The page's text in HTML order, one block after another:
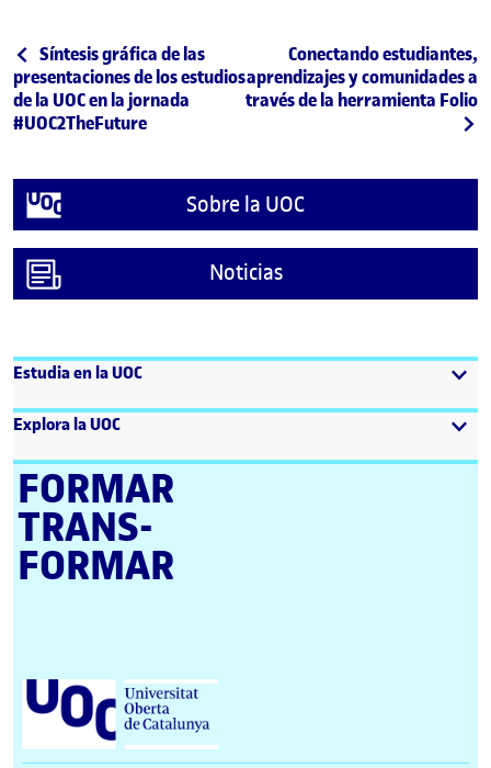
Post navigation
Publicación anterior
Síntesis gráfica de las
presentaciones de los estudios
de la UOC en la jornada
#UOC2TheFuture
Siguiente publicación
Conectando estudiantes,
aprendizajes y comunidades a
través de la herramienta Folio
Sobre la UOC
Noticias
Estudia en la UOC
Explora la UOC
FORMAR
TRANS­
FORMAR
Universitat Oberta de Catalunya (UOC)